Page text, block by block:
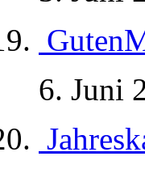
6. Juni